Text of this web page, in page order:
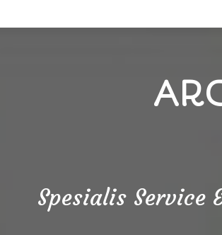
Spesialis Service